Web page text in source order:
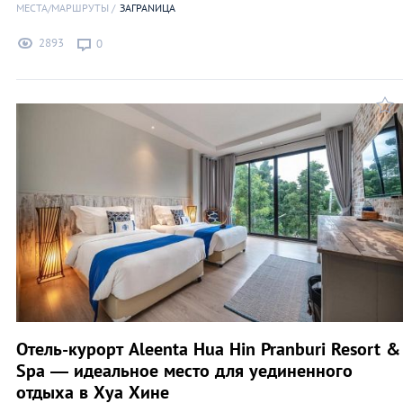
МЕСТА/МАРШРУТЫ ЗАГРАNИЦА
2893 0
Отель-курорт Aleenta Hua Hin Pranburi Resort &
Spa — идеальное место для уединенного
отдыха в Хуа Хине